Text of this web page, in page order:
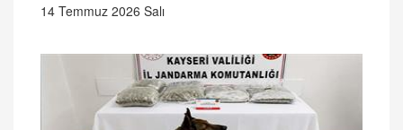
14 Temmuz 2026 Salı